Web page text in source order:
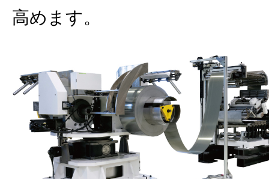
高めます。